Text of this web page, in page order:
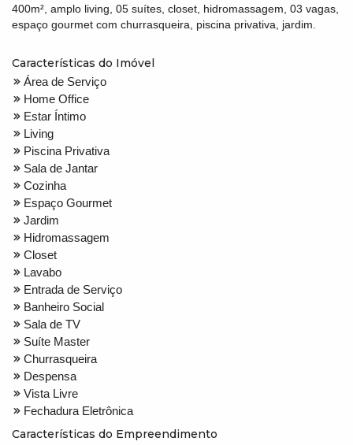
400m², amplo living, 05 suítes, closet, hidromassagem, 03 vagas,
espaço gourmet com churrasqueira, piscina privativa, jardim.
Características do Imóvel
Área de Serviço
Home Office
Estar Íntimo
Living
Piscina Privativa
Sala de Jantar
Cozinha
Espaço Gourmet
Jardim
Hidromassagem
Closet
Lavabo
Entrada de Serviço
Banheiro Social
Sala de TV
Suíte Master
Churrasqueira
Despensa
Vista Livre
Fechadura Eletrônica
Características do Empreendimento